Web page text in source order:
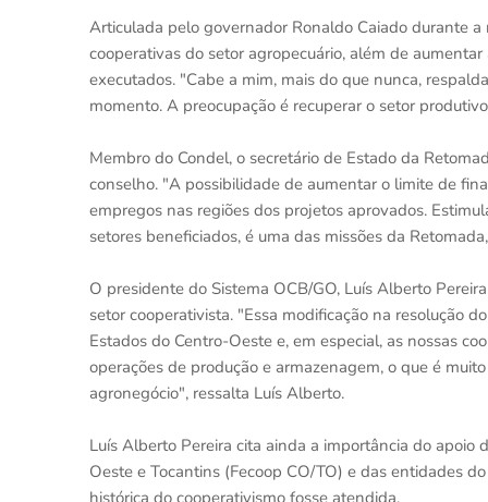
Articulada pelo governador Ronaldo Caiado durante
cooperativas do setor agropecuário, além de
executados. "Cabe a mim, mais do que nunca,
momento. A preocupação é recuperar o setor
Membro do Condel, o secretário de Estado da
conselho. "A possibilidade de aumentar o limite de
empregos nas regiões dos projetos aprovados.
setores beneficiados, é uma das missões da
O presidente do Sistema OCB/GO, Luís Alberto
setor cooperativista. "Essa modificação na resolução
Estados do Centro-Oeste e, em especial, as nossas
operações de produção e armazenagem, o que é
agronegócio", ressalta Luís Alberto.
Luís Alberto Pereira cita ainda a importância do apoio
Oeste e Tocantins (Fecoop CO/TO) e das entidades
histórica do cooperativismo fosse atendida.